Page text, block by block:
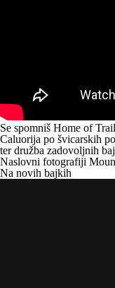
Se spomniš Home of
Caluorija po švicarskih
ter družba zadovoljnih
Naslovni fotografiji
Na novih bajkih